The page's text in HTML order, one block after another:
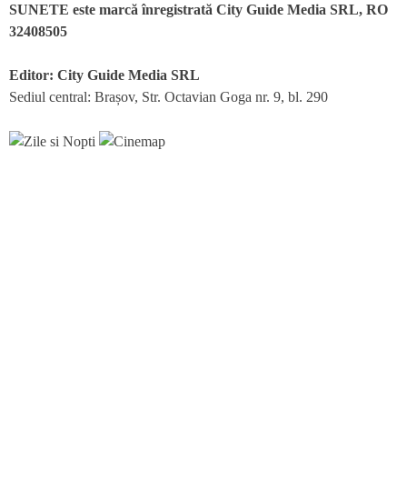
SUNETE este marcă înregistrată City Guide Media SRL, RO
32408505
Editor: City Guide Media SRL
Sediul central: Brașov, Str. Octavian Goga nr. 9, bl. 290